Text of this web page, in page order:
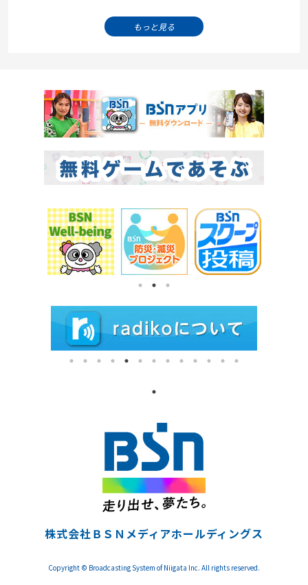
もっと見る
株式会社ＢＳＮメディアホールディングス
Copyright © Broadcasting System of Niigata Inc. All rights reserved.